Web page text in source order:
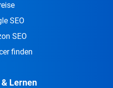
SEO
SEO
finden
Lernen